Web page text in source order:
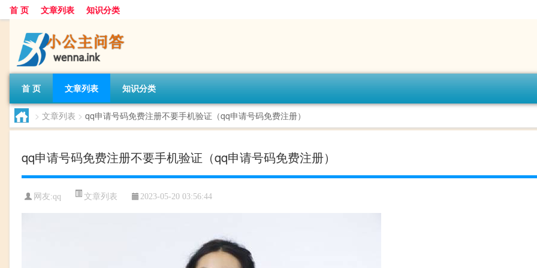
首 页 文章列表 知识分类
首 页 文章列表 知识分类
> 文章列表 > qq申请号码免费注册不要手机验证（qq申请号码免费注册）
qq申请号码免费注册不要手机验证（qq申请号码免费注册）
网友:qq 文章列表 2023-05-20 03:56:44